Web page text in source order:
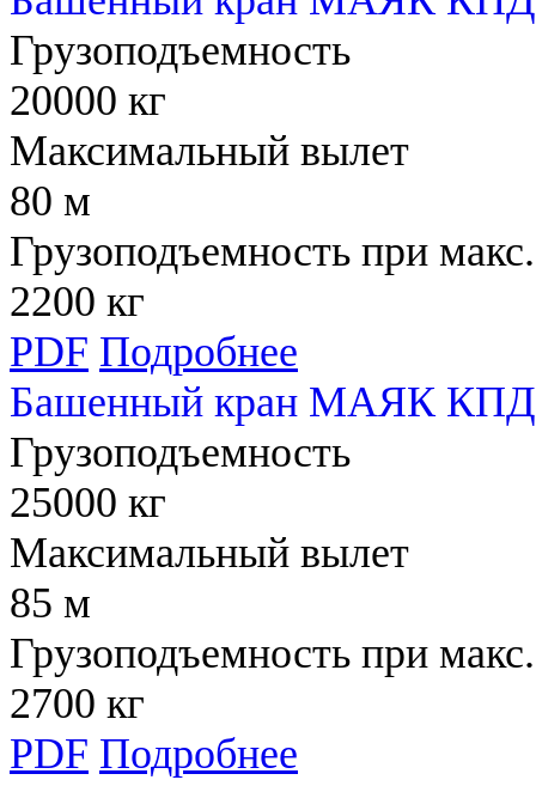
Грузоподъемность
20000 кг
Максимальный вылет
80 м
Грузоподъемность при
2200 кг
PDF Подробнее
Башенный кран МАЯК КПД
Грузоподъемность
25000 кг
Максимальный вылет
85 м
Грузоподъемность при
2700 кг
PDF Подробнее